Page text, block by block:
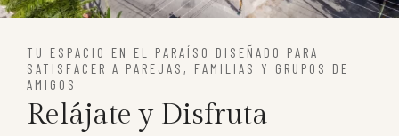
TU ESPACIO EN EL PARAÍSO DISEÑADO PARA
SATISFACER A PAREJAS, FAMILIAS Y GRUPOS DE
AMIGOS
Relájate y Disfruta